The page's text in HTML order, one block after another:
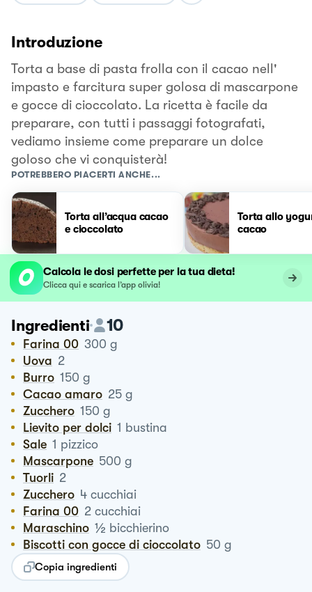
Introduzione
Torta a base di pasta frolla con il cacao nell'
impasto e farcitura super golosa di mascarpone
e gocce di cioccolato. La ricetta è facile da
preparare, con tutti i passaggi fotografati,
vediamo insieme come preparare un dolce
goloso che vi conquisterà!
POTREBBERO PIACERTI ANCHE...
Torta all’acqua cacao
e cioccolato
Torta allo
cacao
Calcola le dosi perfette per la tua dieta!
Clicca qui e scarica l’app olivia!
Ingredienti 10
Farina 00 300 g
Uova 2
Burro 150 g
Cacao amaro 25 g
Zucchero 150 g
Lievito per dolci 1 bustina
Sale 1 pizzico
Mascarpone 500 g
Tuorli 2
Zucchero 4 cucchiai
Farina 00 2 cucchiai
Maraschino ½ bicchierino
Biscotti con gocce di cioccolato 50 g
Copia ingredienti